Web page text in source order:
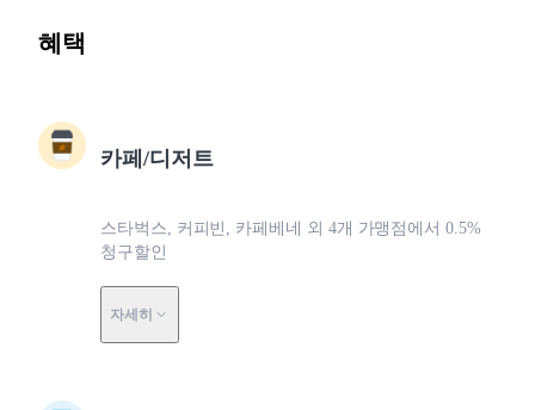
혜택
카페/디저트
스타벅스, 커피빈, 카페베네 외 4개 가맹점에서 0.5%
청구할인
자세히